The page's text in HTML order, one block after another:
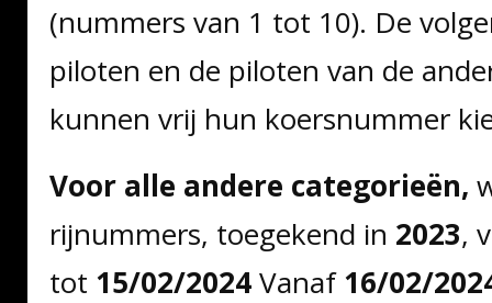
(nummers van 1 tot 10). De
piloten en de piloten van de
kunnen vrij hun koersnummer
Voor alle andere categorieën,
rijnummers, toegekend in 2023,
tot 15/02/2024Vanaf 16/02/